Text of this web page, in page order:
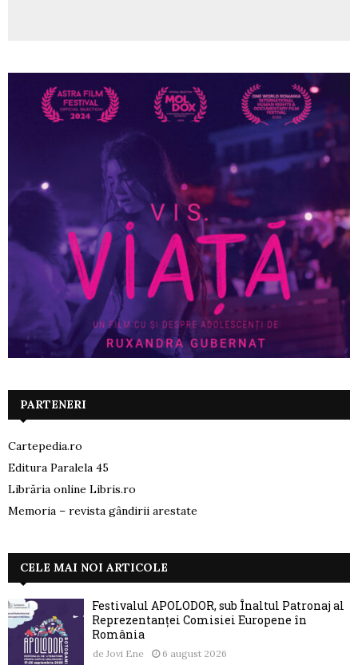
PARTENERI
Cartepedia.ro
Editura Paralela 45
Librăria online Libris.ro
Memoria – revista gândirii arestate
CELE MAI NOI ARTICOLE
Festivalul APOLODOR, sub Înaltul Patronaj al
Reprezentanței Comisiei Europene în
România
de Jovi Ene 6 august 2026